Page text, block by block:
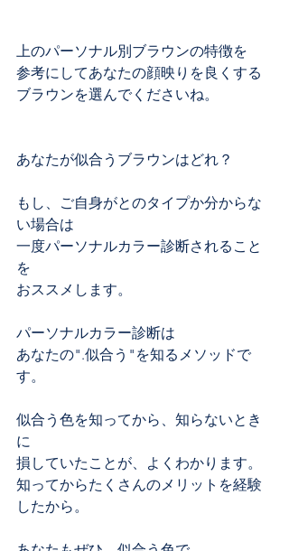
上のパーソナル別ブラウンの特徴を
参考にしてあなたの顔映りを良くする
ブラウンを選んでくださいね。
あなたが似合うブラウンはどれ？
もし、ご自身がとのタイプか分からな
い場合は
一度パーソナルカラー診断されること
を
おススメします。
パーソナルカラー診断は
あなたの".似合う"を知るメソッドで
す。
似合う色を知ってから、知らないとき
に
損していたことが、よくわかります。
知ってからたくさんのメリットを経験
したから。